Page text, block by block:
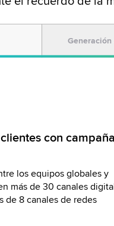
con
los equipos globales y
más de 30 canales
de 8 canales de redes
inversión de su
de informes
y reduzca costes con
mayor rendimiento, la
de publicidad y
a la perfección en
en más de 30 canales
automatizados,
más. Garantice la
informativas